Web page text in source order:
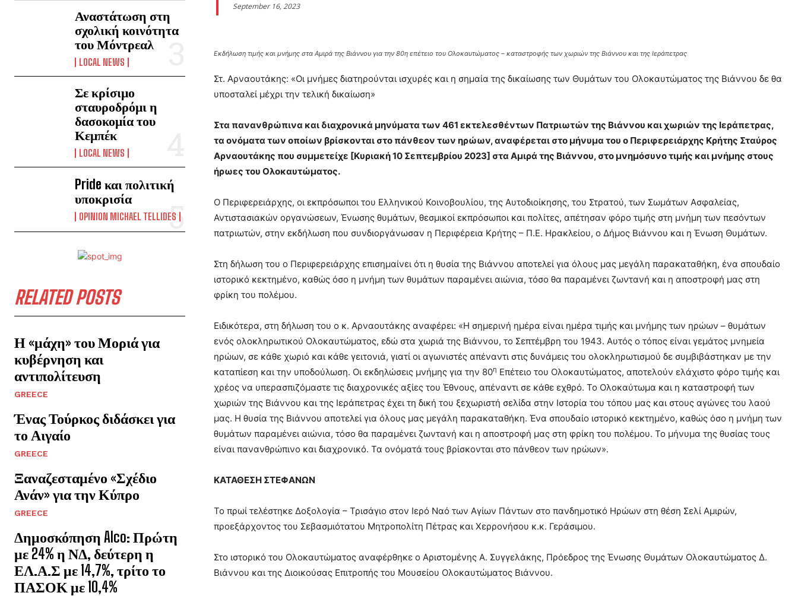
Αναστάτωση στη
σχολική κοινότητα
του Μόντρεαλ
LOCAL NEWS
Σε κρίσιμο
σταυροδρόμι η
δασοκομία του
Κεμπέκ
LOCAL NEWS
Pride και πολιτική
υποκρισία
OPINION MICHAEL TELLIDES
RELATED POSTS
Η «μάχη» του Μοριά για
κυβέρνηση και
αντιπολίτευση
GREECE
Ένας Τούρκος διδάσκει για
το Αιγαίο
GREECE
Ξαναζεσταμένο «Σχέδιο
Ανάν» για την Κύπρο
GREECE
Δημοσκόπηση Alco: Πρώτη
με 24% η ΝΔ, δεύτερη η
ΕΛ.Α.Σ με 14,7%, τρίτο το
ΠΑΣΟΚ με 10,4%
September 16, 2023
Εκδήλωση τιμής και μνήμης στα Αμιρά της Βιάννου για την 80η επέτειο του Ολοκαυτώματος – καταστροφής των χωριών της Βιάννου και της Ιεράπετρας
Στ. Αρναουτάκης: «Οι μνήμες διατηρούνται ισχυρές και η σημαία της δικαίωσης των Θυμάτων του Ολοκαυτώματος της Βιάννου δε θα
υποσταλεί μέχρι την τελική δικαίωση»
Στα πανανθρώπινα και διαχρονικά μηνύματα των 461 εκτελεσθέντων Πατριωτών της Βιάννου και χωριών της Ιεράπετρας,
τα ονόματα των οποίων βρίσκονται στο πάνθεον των ηρώων, αναφέρεται στο μήνυμα του ο Περιφερειάρχης Κρήτης Σταύρος
Αρναουτάκης που συμμετείχε [Κυριακή 10 Σεπτεμβρίου 2023] στα Αμιρά της Βιάννου, στο μνημόσυνο τιμής και μνήμης στους
ήρωες του Ολοκαυτώματος.
Ο Περιφερειάρχης, οι εκπρόσωποι του Ελληνικού Κοινοβουλίου, της Αυτοδιοίκησης, του Στρατού, των Σωμάτων Ασφαλείας,
Αντιστασιακών οργανώσεων, Ένωσης θυμάτων, θεσμικοί εκπρόσωποι και πολίτες, απέτησαν φόρο τιμής στη μνήμη των πεσόντων
πατριωτών, στην εκδήλωση που συνδιοργάνωσαν η Περιφέρεια Κρήτης – Π.Ε. Ηρακλείου, ο Δήμος Βιάννου και η Ένωση Θυμάτων.
Στη δήλωση του ο Περιφερειάρχης επισημαίνει ότι η θυσία της Βιάννου αποτελεί για όλους μας μεγάλη παρακαταθήκη, ένα σπουδαίο
ιστορικό κεκτημένο, καθώς όσο η μνήμη των θυμάτων παραμένει αιώνια, τόσο θα παραμένει ζωντανή και η αποστροφή μας στη
φρίκη του πολέμου.
Ειδικότερα, στη δήλωση του ο κ. Αρναουτάκης αναφέρει: «Η σημερινή ημέρα είναι ημέρα τιμής και μνήμης των ηρώων – θυμάτων
ενός ολοκληρωτικού Ολοκαυτώματος, εδώ στα χωριά της Βιάννου, το Σεπτέμβρη του 1943. Αυτός ο τόπος είναι γεμάτος μνημεία
ηρώων, σε κάθε χωριό και κάθε γειτονιά, γιατί οι αγωνιστές απέναντι στις δυνάμεις του ολοκληρωτισμού δε συμβιβάστηκαν με την
καταπίεση και την υποδούλωση. Οι εκδηλώσεις μνήμης για την 80η Επέτειο του Ολοκαυτώματος, αποτελούν ελάχιστο φόρο τιμής και
χρέος να υπερασπιζόμαστε τις διαχρονικές αξίες του Έθνους, απέναντι σε κάθε εχθρό. Το Ολοκαύτωμα και η καταστροφή των
χωριών της Βιάννου και της Ιεράπετρας έχει τη δική του ξεχωριστή σελίδα στην Ιστορία του τόπου μας και στους αγώνες του λαού
μας. Η θυσία της Βιάννου αποτελεί για όλους μας μεγάλη παρακαταθήκη. Ένα σπουδαίο ιστορικό κεκτημένο, καθώς όσο η μνήμη των
θυμάτων παραμένει αιώνια, τόσο θα παραμένει ζωντανή και η αποστροφή μας στη φρίκη του πολέμου. Το μήνυμα της θυσίας τους
είναι πανανθρώπινο και διαχρονικό. Τα ονόματά τους βρίσκονται στο πάνθεον των ηρώων».
ΚΑΤΑΘΕΣΗ ΣΤΕΦΑΝΩΝ
Το πρωί τελέστηκε Δοξολογία – Τρισάγιο στον Ιερό Ναό των Αγίων Πάντων στο πανδημοτικό Ηρώων στη θέση Σελί Αμιρών,
προεξάρχοντος του Σεβασμιότατου Μητροπολίτη Πέτρας και Χερρονήσου κ.κ. Γεράσιμου.
Στο ιστορικό του Ολοκαυτώματος αναφέρθηκε ο Αριστομένης Α. Συγγελάκης, Πρόεδρος της Ένωσης Θυμάτων Ολοκαυτώματος Δ.
Βιάννου και της Διοικούσας Επιτροπής του Μουσείου Ολοκαυτώματος Βιάννου.